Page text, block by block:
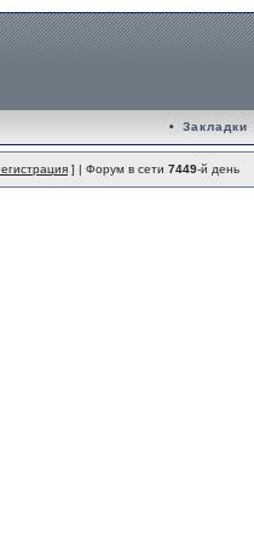
• Закладки
] | Форум в сети 7449-й день